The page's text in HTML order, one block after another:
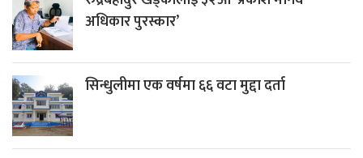
अधिकार पुरस्कार’
सिन्धुलीमा एक वर्षमा ६६ वटा मुद्दा दर्ता